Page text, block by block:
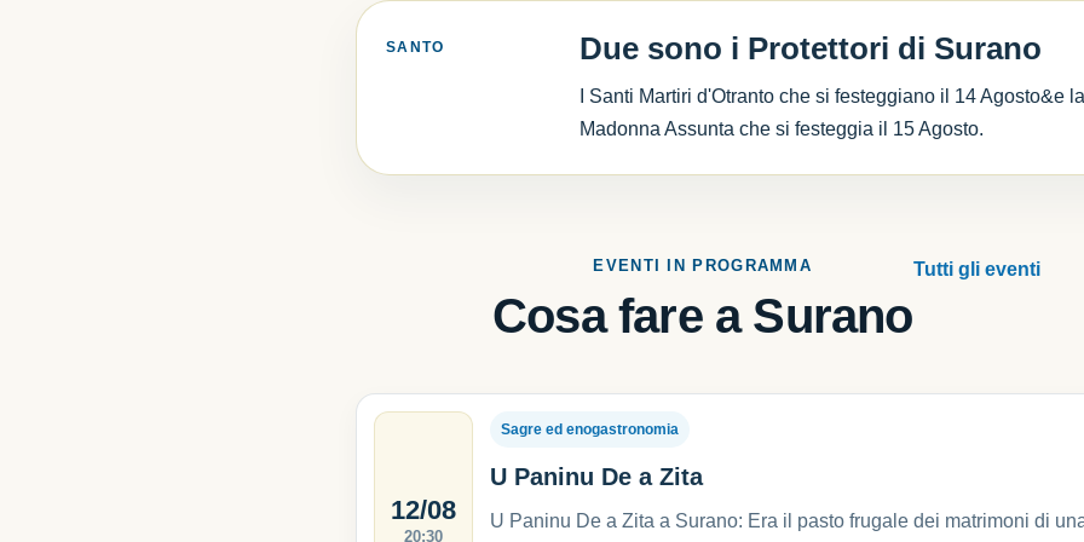
SANTO Due sono i Protettori di Surano
I Santi Martiri d'Otranto che si festeggiano il 14 Agosto&e
Madonna Assunta che si festeggia il 15 Agosto.
EVENTI IN PROGRAMMA
Cosa fare a Surano
Tutti gli eventi
12/08
20:30
Sagre ed enogastronomia
U Paninu De a Zita
U Paninu De a Zita a Surano: Era il pasto frugale dei matrimoni di